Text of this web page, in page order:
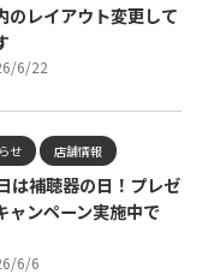
のレイアウト変更して
6/22
せ 店舗情報
は補聴器の日！プレゼ
ャンペーン実施中で
6/6